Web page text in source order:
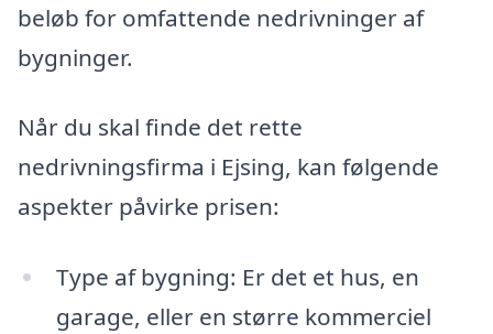
beløb for omfattende nedrivninger af
bygninger.
Når du skal finde det rette
nedrivningsfirma i Ejsing, kan følgende
aspekter påvirke prisen:
Type af bygning: Er det et hus, en
garage, eller en større kommerciel